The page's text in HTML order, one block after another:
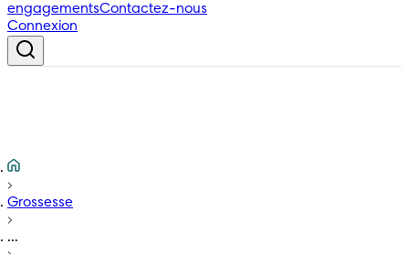
engagementsContactez-nous
Connexion
Grossesse
...